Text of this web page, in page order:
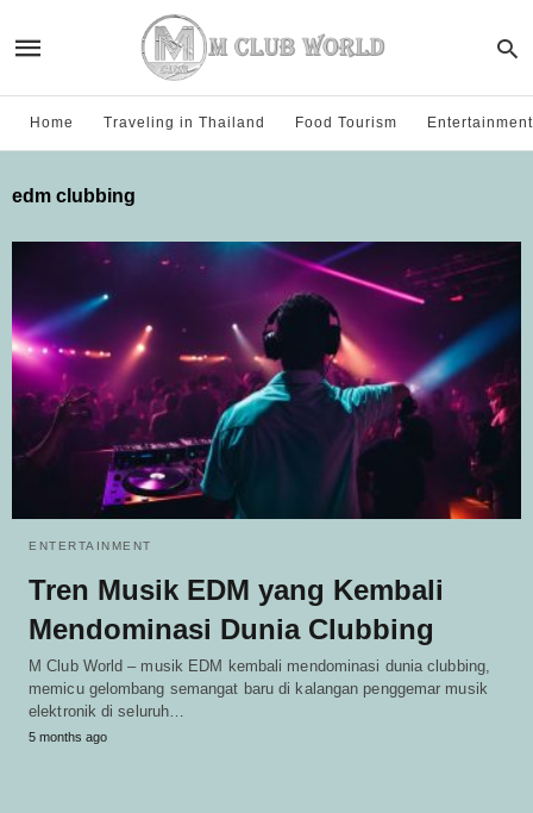
Home Traveling in Thailand Food Tourism Entertainment
edm clubbing
ENTERTAINMENT
Tren Musik EDM yang Kembali
Mendominasi Dunia Clubbing
M Club World – musik EDM kembali mendominasi dunia clubbing,
memicu gelombang semangat baru di kalangan penggemar musik
elektronik di seluruh…
5 months ago